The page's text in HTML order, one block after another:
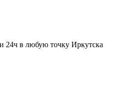
24ч в любую точку Иркутска